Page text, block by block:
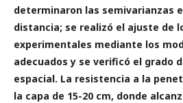
determinaron las semivarianzas
distancia; se realizó el ajuste de
experimentales mediante los
adecuados y se verificó el grado
espacial. La resistencia a la
la capa de 15-20 cm, donde